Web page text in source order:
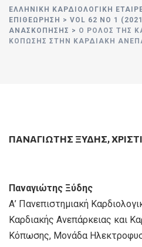
ΕΛΛΗΝΙΚΉ ΚΑΡΔΙΟΛΟΓΙΚΉ
ΕΠΙΘΕΩΡΗΣΗ > VOL 62 NO 1
ΑΝΑΣΚΟΠΗΣΗΣ > Ο ΡΌΛΟΣ ΤΗΣ
ΚΌΠΩΣΗΣ ΣΤΗΝ ΚΑΡΔΙΑΚΉ
ΠΑΝΑΓΙΏΤΗΣ ΞΎΔΗΣ,
Παναγιώτης Ξύδης
Α’ Πανεπιστημιακή
Καρδιακής Ανεπάρκειας και
Κόπωσης, Μονάδα